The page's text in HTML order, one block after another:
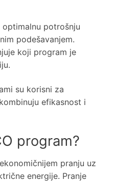
potrošnju
podešavanjem.
koji program je
su korisni za
efikasnost i
program?
pranju uz
energije. Pranje